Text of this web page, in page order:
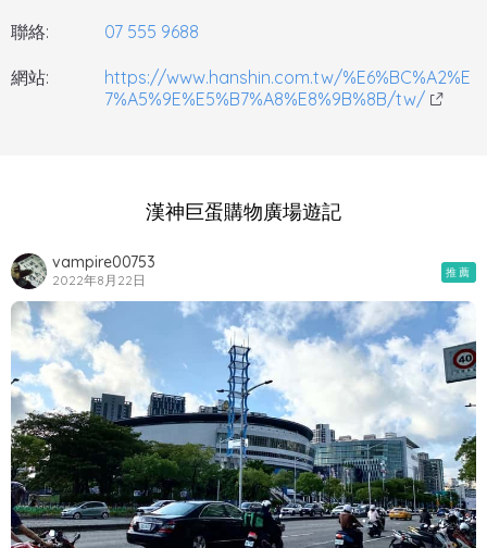
聯絡: 07 555 9688
網站:
https://www.hanshin.com.tw/%E6%BC%A2%E
7%A5%9E%E5%B7%A8%E8%9B%8B/tw/
漢神巨蛋購物廣場遊記
vampire00753
2022年8月22日 推薦